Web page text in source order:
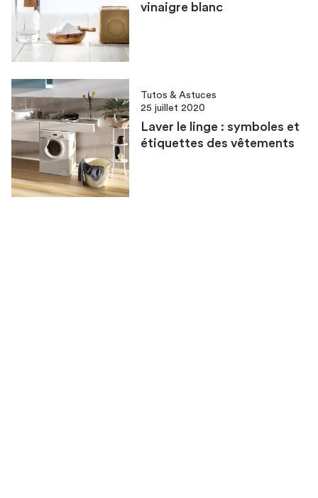
vinaigre blanc
Tutos & Astuces
25 juillet 2020
Laver le linge : symboles et
étiquettes des vêtements